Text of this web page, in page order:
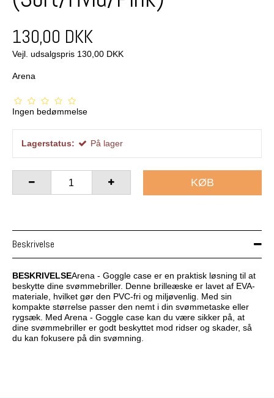
130,00 DKK
Vejl. udsalgspris 130,00 DKK
Arena
Ingen bedømmelse
Lagerstatus: På lager
KØB
Beskrivelse
BESKRIVELSEArena - Goggle case er en praktisk løsning til at
beskytte dine svømmebriller. Denne brilleæske er lavet af EVA-
materiale, hvilket gør den PVC-fri og miljøvenlig. Med sin
kompakte størrelse passer den nemt i din svømmetaske eller
rygsæk. Med Arena - Goggle case kan du være sikker på, at
dine svømmebriller er godt beskyttet mod ridser og skader, så
du kan fokusere på din svømning.